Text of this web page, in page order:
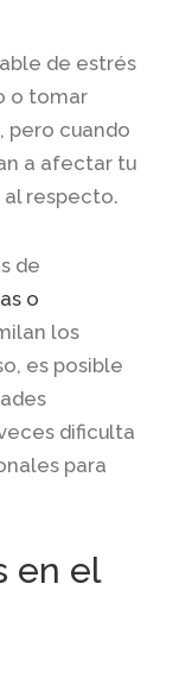
de estrés
o tomar
pero cuando
a afectar tu
respecto.
de
o
los
es posible
dificulta
para
en el